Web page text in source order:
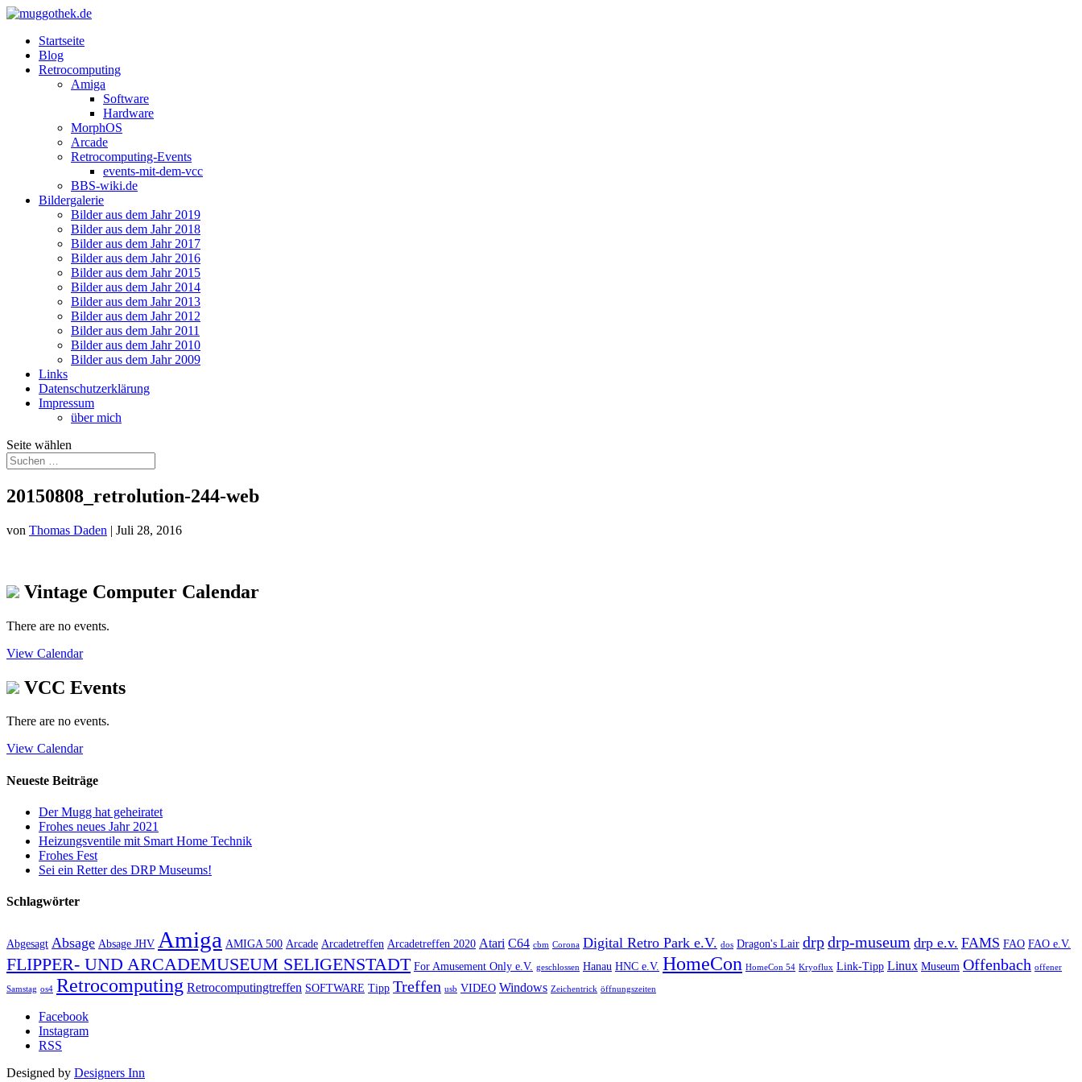
Startseite
Blog
Retrocomputing
Amiga
Software
Hardware
MorphOS
Arcade
Retrocomputing-Events
events-mit-dem-vcc
BBS-wiki.de
Bildergalerie
Bilder aus dem Jahr 2019
Bilder aus dem Jahr 2018
Bilder aus dem Jahr 2017
Bilder aus dem Jahr 2016
Bilder aus dem Jahr 2015
Bilder aus dem Jahr 2014
Bilder aus dem Jahr 2013
Bilder aus dem Jahr 2012
Bilder aus dem Jahr 2011
Bilder aus dem Jahr 2010
Bilder aus dem Jahr 2009
Links
Datenschutzerklärung
Impressum
über mich
Seite wählen
20150808_retrolution-244-web
von Thomas Daden | Juli 28, 2016
Vintage Computer Calendar
There are no events.
View Calendar
VCC Events
There are no events.
View Calendar
Neueste Beiträge
Der Mugg hat geheiratet
Frohes neues Jahr 2021
Heizungsventile mit Smart Home Technik
Frohes Fest
Sei ein Retter des DRP Museums!
Schlagwörter
Abgesagt Absage Absage JHV Amiga AMIGA 500 Arcade Arcadetreffen Arcadetreffen 2020 Atari C64 cbm Corona Digital Retro Park e.V. dos Dragon's Lair drpdrp-museum drp e.v. FAMS FAO FAO e.V.
FLIPPER- UND ARCADEMUSEUM SELIGENSTADT For Amusement Only e.V. geschlossen Hanau HNC e.V. HomeCon HomeCon 54 Kryoflux Link-Tipp Linux Museum Offenbach offener
Samstag os4 Retrocomputing Retrocomputingtreffen SOFTWARE Tipp Treffen usb VIDEO Windows Zeichentrick öffnungszeiten
Facebook
Instagram
RSS
Designed by Designers Inn